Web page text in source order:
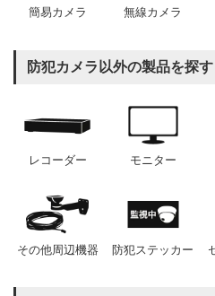
簡易カメラ 無線カメラ
防犯カメラ以外の製品を探す
レコーダー モニター
その他周辺機器 防犯ステッカー